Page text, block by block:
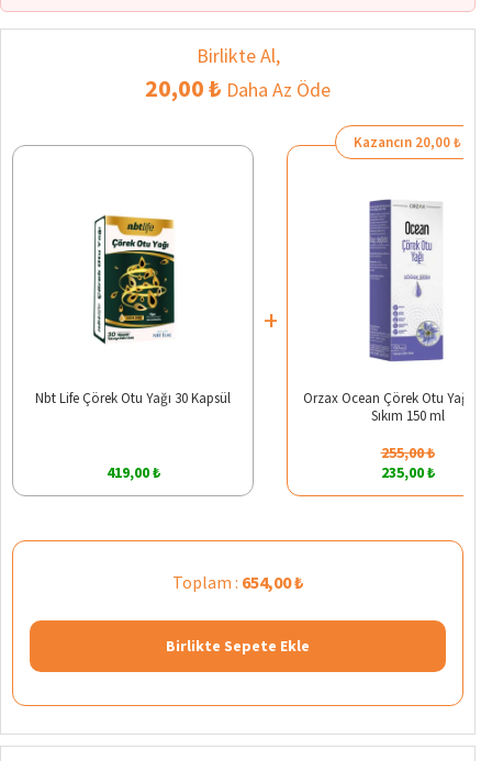
Birlikte Al,
20,00 ₺ Daha Az Öde
Nbt Life Çörek Otu Yağı 30 Kapsül
419,00 ₺
+
Kazancın 20,00 ₺
Orzax Ocean Çörek Otu Yağı
Sıkım 150 ml
255,00 ₺
235,00 ₺
Toplam : 654,00 ₺
Birlikte Sepete Ekle